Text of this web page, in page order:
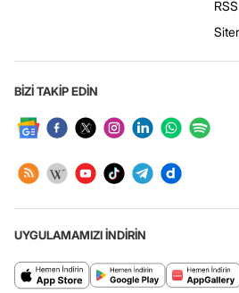
RSS
BİZİ TAKİP EDİN
UYGULAMAMIZI İNDİRİN